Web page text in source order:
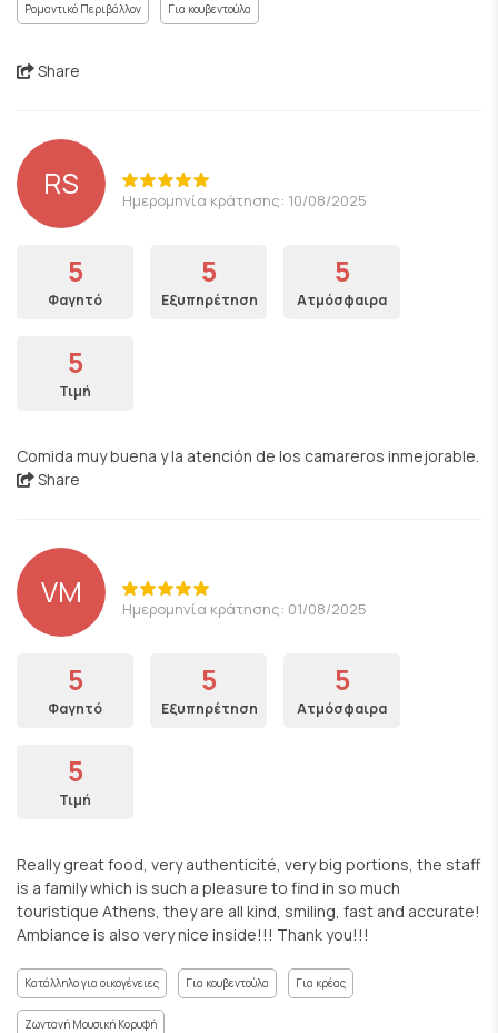
Ρομαντικό Περιβάλλον Για κουβεντούλα
Share
RS Ημερομηνία κράτησης: 10/08/2025
5
Φαγητό
5
Εξυπηρέτηση
5
Ατμόσφαιρα
5
Τιμή
Comida muy buena y la atención de los camareros inmejorable.
Share
VM Ημερομηνία κράτησης: 01/08/2025
5
Φαγητό
5
Εξυπηρέτηση
5
Ατμόσφαιρα
5
Τιμή
Really great food, very authenticité, very big portions, the staff
is a family which is such a pleasure to find in so much
touristique Athens, they are all kind, smiling, fast and accurate!
Ambiance is also very nice inside!!! Thank you!!!
Κατάλληλο για οικογένειες Για κουβεντούλα Για κρέας
Ζωντανή Μουσική Κορυφή